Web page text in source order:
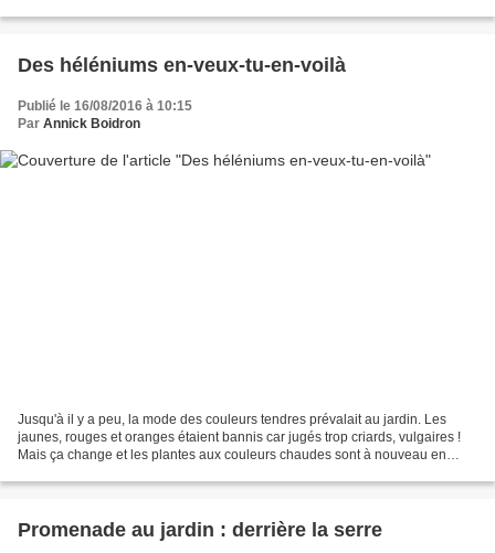
Des héléniums en-veux-tu-en-voilà
Publié le 16/08/2016 à 10:15
Par Annick Boidron
Jusqu'à il y a peu, la mode des couleurs tendres prévalait au jardin. Les
jaunes, rouges et oranges étaient bannis car jugés trop criards, vulgaires !
Mais ça change et les plantes aux couleurs chaudes sont à nouveau en
Promenade au jardin : derrière la serre